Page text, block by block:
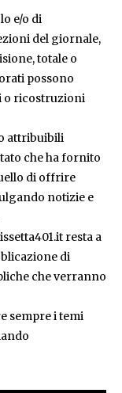
e/o di
del giornale,
totale o
possono
o ricostruzioni
attribuibili
che ha fornito
di offrire
notizie e
resta a
di
che verranno
sempre i temi